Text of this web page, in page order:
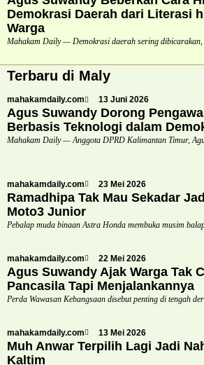
Demokrasi Daerah dari Literasi
Warga
Mahakam Daily — Demokrasi daerah sering dibicarakan,
Terbaru di Maly
mahakamdaily.com 13 Juni 2026
Agus Suwandy Dorong
Berbasis Teknologi dalam
Mahakam Daily — Anggota DPRD Kalimantan Timur,
mahakamdaily.com 23 Mei 2026
Ramadhipa Tak Mau Sekadar
Moto3 Junior
Pebalap muda binaan Astra Honda membuka musim
mahakamdaily.com 22 Mei 2026
Agus Suwandy Ajak Warga Tak
Pancasila Tapi Menjalankannya
Perda Wawasan Kebangsaan disebut penting di tengah
mahakamdaily.com 13 Mei 2026
Muh Anwar Terpilih Lagi Jadi
Kaltim